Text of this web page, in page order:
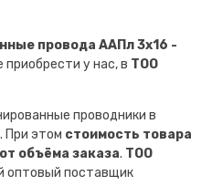
провода ААПл 3х16 -
у нас, в ТОО
проводники в
При этом стоимость товара
объёма заказа. ТОО
оптовый поставщик